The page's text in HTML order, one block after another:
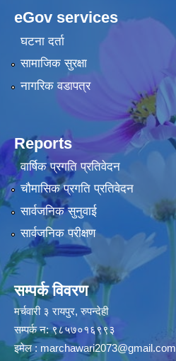
eGov services
घटना दर्ता
सामाजिक सुरक्षा
नागरिक वडापत्र
Reports
वार्षिक प्रगति प्रतिवेदन
चौमासिक प्रगति प्रतिवेदन
सार्वजनिक सुनुवाई
सार्वजनिक परीक्षण
सम्पर्क विवरण
मर्चवारी ३ रायपुर, रुपन्देही
सम्पर्क न: ९८५७०१६९९३
इमेल : marchawari2073@gmail.com